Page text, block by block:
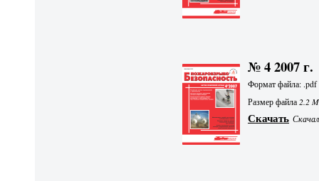
№ 4 2007 г.
Формат файла: .pdf
Размер файла2.2
Скачать